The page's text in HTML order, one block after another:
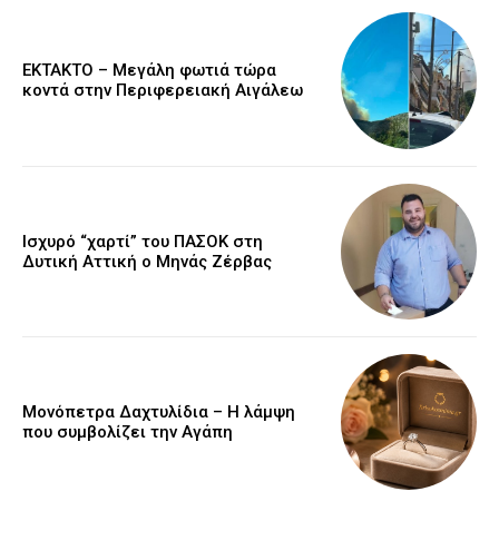
ΕΚΤΑΚΤΟ – Μεγάλη φωτιά τώρα
κοντά στην Περιφερειακή Αιγάλεω
Ισχυρό “χαρτί” του ΠΑΣΟΚ στη
Δυτική Αττική ο Μηνάς Ζέρβας
Μονόπετρα Δαχτυλίδια – Η λάμψη
που συμβολίζει την Αγάπη